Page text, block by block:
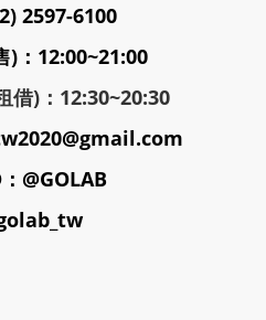
2597-6100
)：12:00~21:00
借)：12:30~20:30
@GOLAB